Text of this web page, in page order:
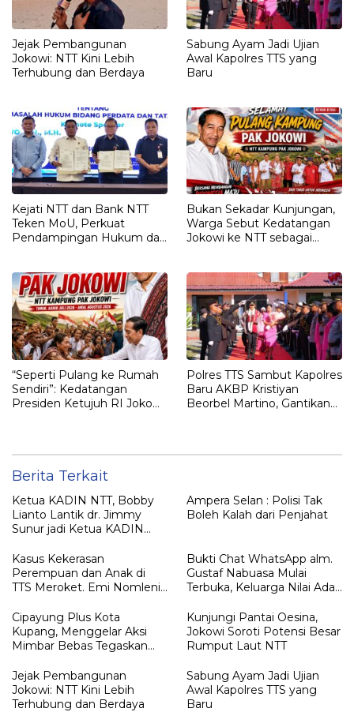
Jejak Pembangunan
Jokowi: NTT Kini Lebih
Terhubung dan Berdaya
Sabung Ayam Jadi Ujian
Awal Kapolres TTS yang
Baru
Kejati NTT dan Bank NTT
Teken MoU, Perkuat
Pendampingan Hukum dan
Bukan Sekadar Kunjungan,
Warga Sebut Kedatangan
Jokowi ke NTT sebagai
“Seperti Pulang ke Rumah
Sendiri”: Kedatangan
Presiden Ketujuh RI Joko
Polres TTS Sambut Kapolres
Baru AKBP Kristiyan
Beorbel Martino, Gantikan
Berita Terkait
Ketua KADIN NTT, Bobby
Lianto Lantik dr. Jimmy
Sunur jadi Ketua KADIN
Ampera Selan : Polisi Tak
Boleh Kalah dari Penjahat
Kasus Kekerasan
Perempuan dan Anak di
TTS Meroket. Emi Nomleni :
Paling Aman
Bukti Chat WhatsApp alm.
Gustaf Nabuasa Mulai
Terbuka, Keluarga Nilai Ada
Belum Didalami Penyidik
Cipayung Plus Kota
Kupang, Menggelar Aksi
Mimbar Bebas Tegaskan
Gelar “RAJA TIMOR”
Kepada JOKO WIDODO
Kunjungi Pantai Oesina,
Jokowi Soroti Potensi Besar
Rumput Laut NTT
Jejak Pembangunan
Jokowi: NTT Kini Lebih
Terhubung dan Berdaya
Sabung Ayam Jadi Ujian
Awal Kapolres TTS yang
Baru